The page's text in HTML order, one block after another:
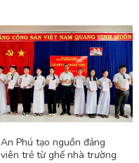
An Phú tạo nguồn đảng
viên trẻ từ ghế nhà trường